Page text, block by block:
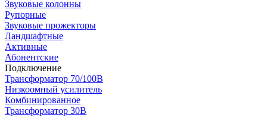
Звуковые колонны
Рупорные
Звуковые прожекторы
Ландшафтные
Активные
Абонентские
Подключение
Трансформатор 70/100В
Низкоомный усилитель
Комбинированное
Трансформатор 30В